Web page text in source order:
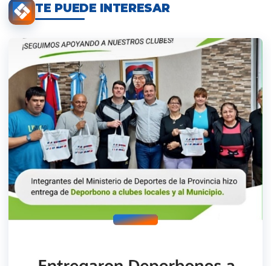
TE PUEDE INTERESAR